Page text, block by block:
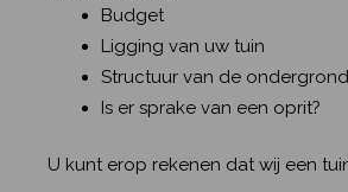
Budget
Ligging van uw tuin
Structuur van de ondergrond
Is er sprake van een oprit?
U kunt erop rekenen dat wij een